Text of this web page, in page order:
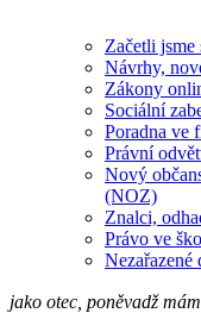
Začetli jsme
Návrhy,
Zákony
Sociální
Poradna ve
Právní
Nový
(NOZ)
Znalci,
Právo ve
Nezařazené
jako otec, poněvadž